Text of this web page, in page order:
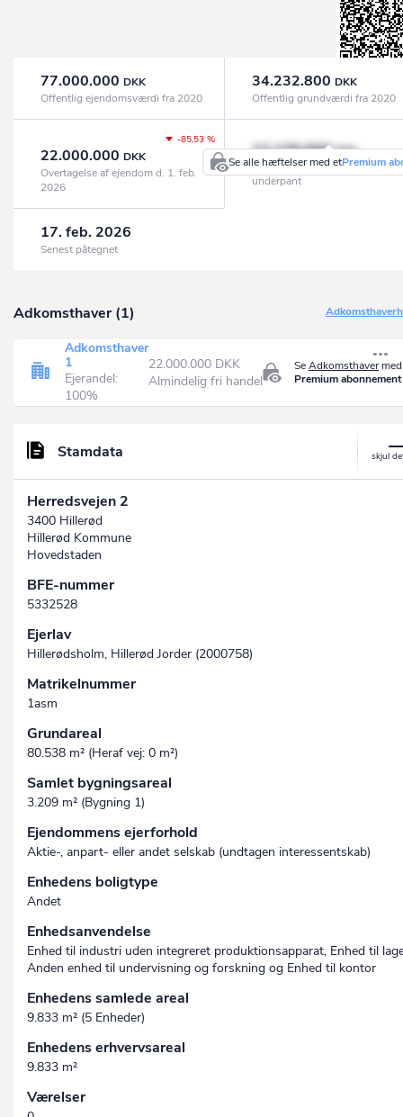
77.000.000 DKK
Offentlig ejendomsværdi fra 2020
34.232.800 DKK
Offentlig grundværdi fra 2020
-85,53 %
22.000.000 DKK
Overtagelse af ejendom d. 1. feb.
2026
13.139.000DKK
Se alle hæftelser med etPremium
Realkredit, pantebreve og
underpant
17. feb. 2026
Senest påtegnet
Adkomsthaver (1)
SeAdkomsthaver
Premium abonnement
Adkomsthaver
1
Ejerandel:
100%
22.000.000 DKK
Almindelig fri handel
Stamdata
Herredsvejen 2
3400 Hillerød
Hillerød Kommune
Hovedstaden
BFE-nummer
5332528
Ejerlav
Hillerødsholm, Hillerød Jorder (2000758)
Matrikelnummer
1asm
Grundareal
80.538 m² (Heraf vej: 0 m²)
Samlet bygningsareal
3.209 m² (Bygning 1)
Ejendommens ejerforhold
Aktie-, anpart- eller andet selskab (undtagen interessent­skab)
Enhedens boligtype
Andet
Enhedsanvendelse
Enhed til industri uden integreret produktionsapparat, Enhed til
Anden enhed til undervisning og forskning og Enhed til kontor
Enhedens samlede areal
9.833 m² (5 Enheder)
Enhedens erhvervsareal
9.833 m²
Værelser